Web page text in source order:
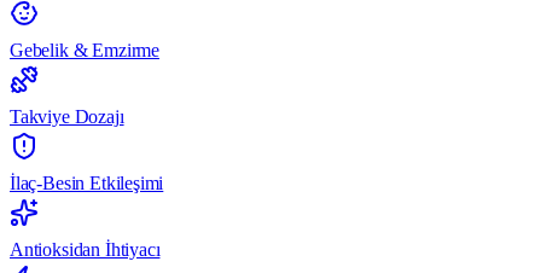
Gebelik & Emzirme
Takviye Dozajı
İlaç-Besin Etkileşimi
Antioksidan İhtiyacı